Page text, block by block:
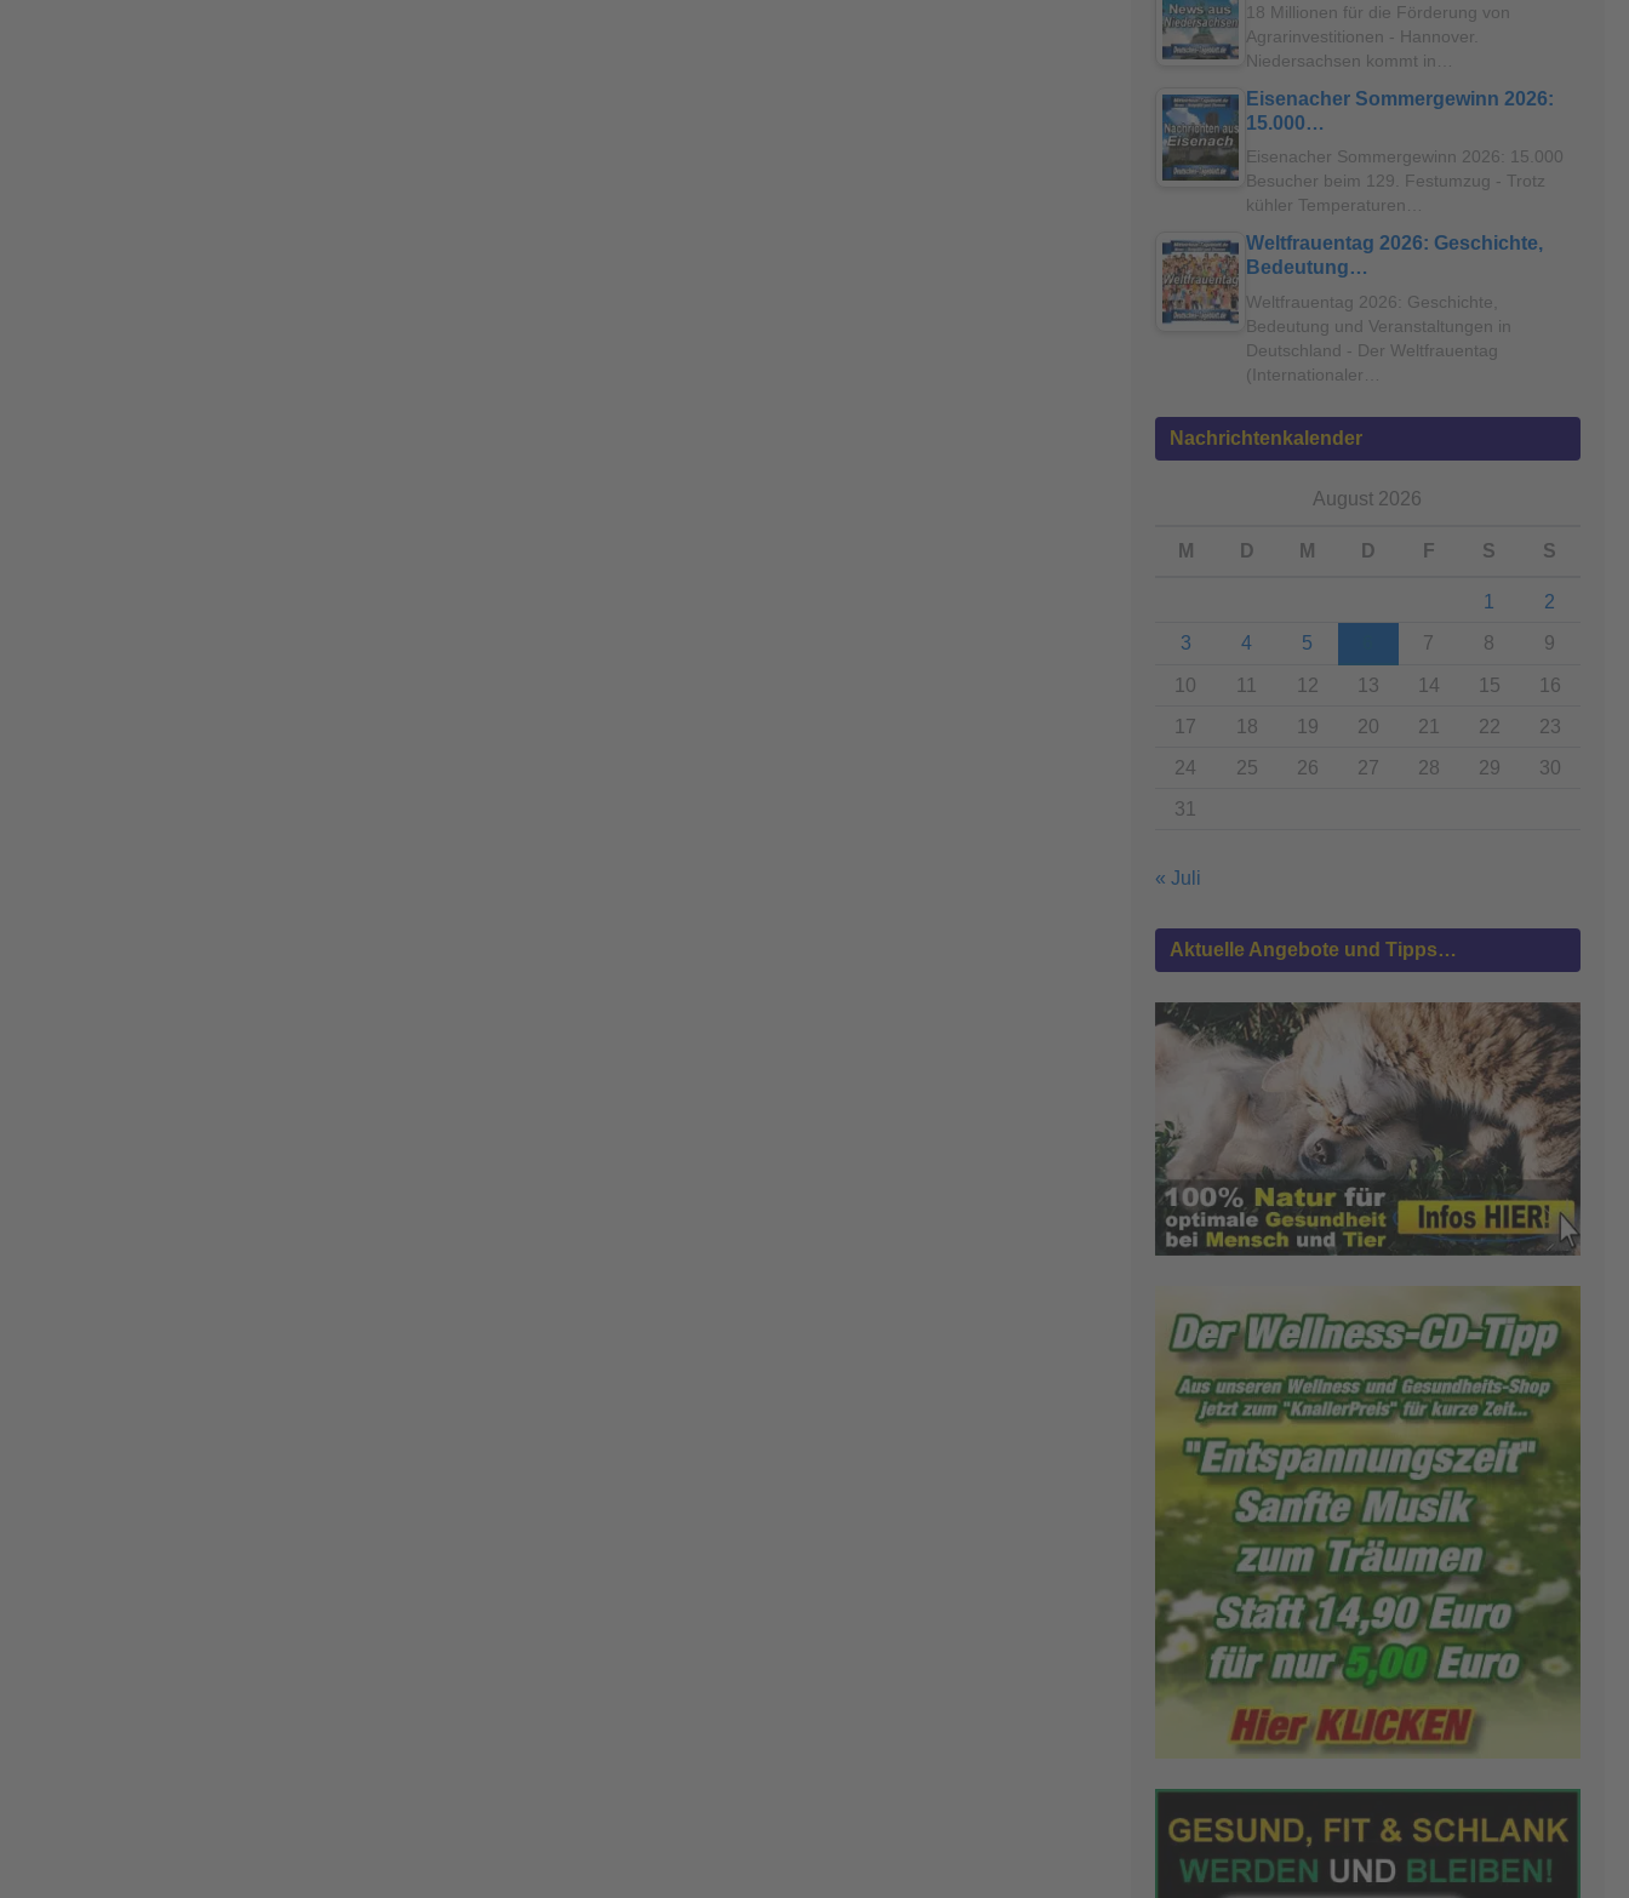
18 Millionen für die Förderung von
Agrarinvestitionen - Hannover.
Niedersachsen kommt in…
Eisenacher Sommergewinn 2026:
15.000…
Eisenacher Sommergewinn 2026: 15.000
Besucher beim 129. Festumzug - Trotz
kühler Temperaturen…
Weltfrauentag 2026: Geschichte,
Bedeutung…
Weltfrauentag 2026: Geschichte,
Bedeutung und Veranstaltungen in
Deutschland - Der Weltfrauentag
(Internationaler…
Nachrichtenkalender
August 2026
M D M D F S S
1
2
3
4 5 7 8 9
10 11 12 13 14 15
16
17
18 19 20 21 22
23
24
25 26 27 28 29
30
31
« Juli
Aktuelle Angebote und Tipps…